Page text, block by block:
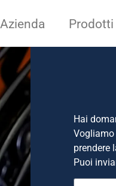
Azienda Prodotti
Hai
prendere
Puoi